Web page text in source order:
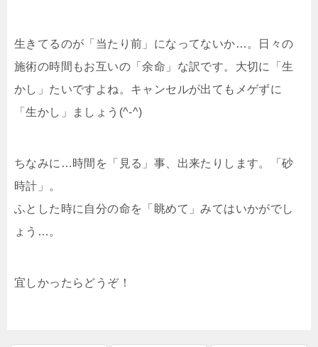
生きてるのが「当たり前」になってないか…。日々の
施術の時間もお互いの「余命」な訳です。大切に「生
かし」たいですよね。キャンセルが出てもメゲずに
「生かし」ましょう(^-^)
ちなみに…時間を「見る」事、出来たりします。「砂
時計」。
ふとした時に自分の命を「眺めて」みてはいかがでし
ょう…。
宜しかったらどうぞ！